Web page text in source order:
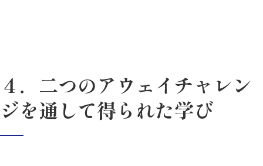
４．二つのアウェイチャレン
ジを通して得られた学び